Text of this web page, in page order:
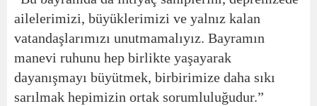
ailelerimizi, büyüklerimizi ve yalnız kalan
vatandaşlarımızı unutmamalıyız. Bayramın
manevi ruhunu hep birlikte yaşayarak
dayanışmayı büyütmek, birbirimize daha sıkı
sarılmak hepimizin ortak sorumluluğudur.”